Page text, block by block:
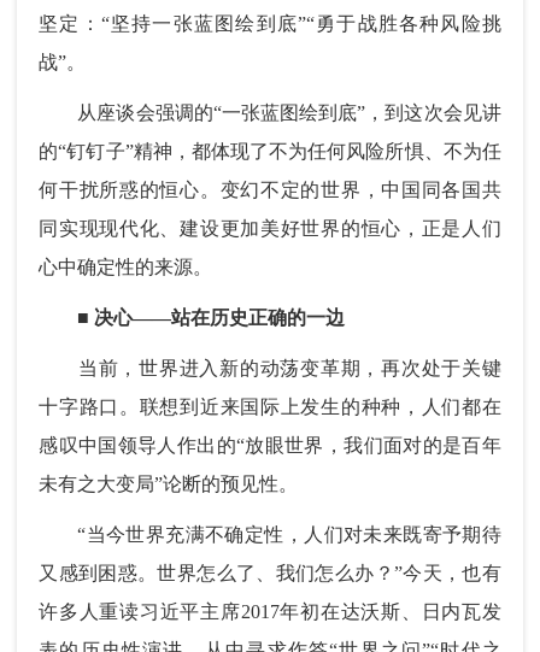
坚定：“坚持一张蓝图绘到底”“勇于战胜各种风险挑
战”。
从座谈会强调的“一张蓝图绘到底”，到这次会见讲
的“钉钉子”精神，都体现了不为任何风险所惧、不为任
何干扰所惑的恒心。变幻不定的世界，中国同各国共
同实现现代化、建设更加美好世界的恒心，正是人们
心中确定性的来源。
■ 决心——站在历史正确的一边
当前，世界进入新的动荡变革期，再次处于关键
十字路口。联想到近来国际上发生的种种，人们都在
感叹中国领导人作出的“放眼世界，我们面对的是百年
未有之大变局”论断的预见性。
“当今世界充满不确定性，人们对未来既寄予期待
又感到困惑。世界怎么了、我们怎么办？”今天，也有
许多人重读习近平主席2017年初在达沃斯、日内瓦发